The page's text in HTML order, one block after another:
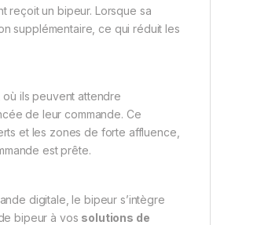
reçoit un bipeur. Lorsque sa
supplémentaire, ce qui réduit les
où ils peuvent attendre
de leur commande. Ce
et les zones de forte affluence,
est prête.
digitale, le bipeur s’intègre
bipeur à vos solutions de